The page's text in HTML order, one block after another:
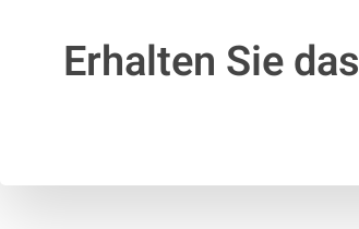
Erhalten Sie das